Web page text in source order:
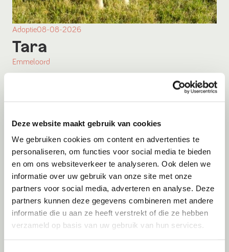
Deze website maakt gebruik van cookies
We gebruiken cookies om content en advertenties te
personaliseren, om functies voor social media te bieden
en om ons websiteverkeer te analyseren. Ook delen we
informatie over uw gebruik van onze site met onze
partners voor social media, adverteren en analyse. Deze
partners kunnen deze gegevens combineren met andere
informatie die u aan ze heeft verstrekt of die ze hebben
verzameld op basis van uw gebruik van hun services.
Adoptie08-08-2026
Tara
Emmeloord